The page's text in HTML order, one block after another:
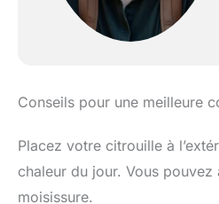
Conseils pour une meilleure
Placez votre citrouille à
chaleur du jour. Vous pouvez
moisissure.